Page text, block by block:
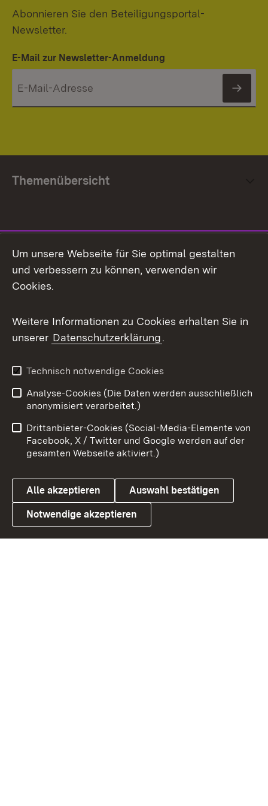
Abonnieren Sie den Beteiligungsportal-
Newsletter.
E-Mail zur Newsletter-Anmeldung
Themenübersicht
Facebook
X / Twitter
Youtube
Link zum Landesportal
Impressum
Kontakt
Barrierefreiheit
Datenschutz
Cookies
Um unsere Webseite für Sie optimal gestalten
und verbessern zu können, verwenden wir
Cookies.
Weitere Informationen zu Cookies erhalten Sie in
unserer Datenschutzerklärung.
Technisch notwendige Cookies
Analyse-Cookies (Die Daten werden ausschließlich
anonymisiert verarbeitet.)
Drittanbieter-Cookies (Social-Media-Elemente von
Facebook, X / Twitter und Google werden auf der
gesamten Webseite aktiviert.)
Alle akzeptieren Auswahl bestätigen
Notwendige akzeptieren